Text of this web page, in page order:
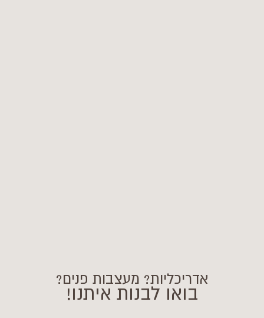
אדריכליות? מעצבות פנים?
בואו לבנות איתנו!